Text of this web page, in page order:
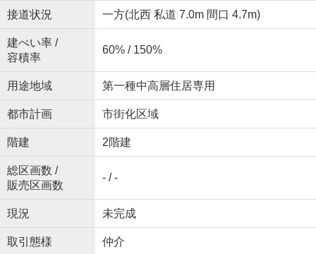
接道状況 一方(北西 私道 7.0m 間口 4.7m)
建ぺい率 /
容積率
60% / 150%
用途地域 第一種中高層住居専用
都市計画 市街化区域
階建 2階建
総区画数 /
販売区画数
- / -
現況 未完成
取引態様 仲介